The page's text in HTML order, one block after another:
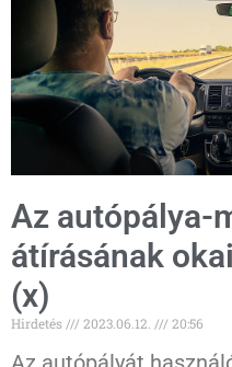
Az autópálya-
átírásának
(x)
Hirdetés 2023.06.12. 20:56